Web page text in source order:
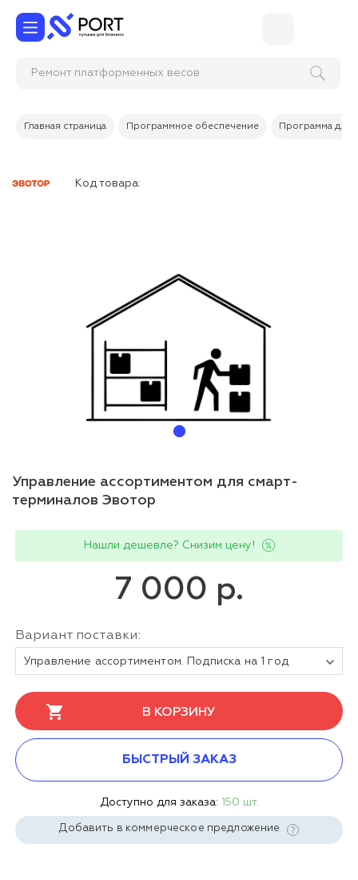
Ремонт платформенных весов
Главная страница Программное обеспечение Программа для
Код товара:
Управление ассортиментом для смарт-
терминалов Эвотор
Нашли дешевле? Снизим цену!
7 000 р.
Вариант поставки:
Управление ассортиментом. Подписка на 1 год
В КОРЗИНУ
БЫСТРЫЙ ЗАКАЗ
Доступно для заказа: 150 шт.
Добавить в коммерческое предложение